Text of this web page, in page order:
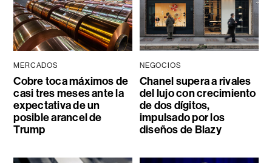
MERCADOS
Cobre toca máximos de
casi tres meses ante la
expectativa de un
posible arancel de
Trump
NEGOCIOS
Chanel supera a rivales
del lujo con crecimiento
de dos dígitos,
impulsado por los
diseños de Blazy